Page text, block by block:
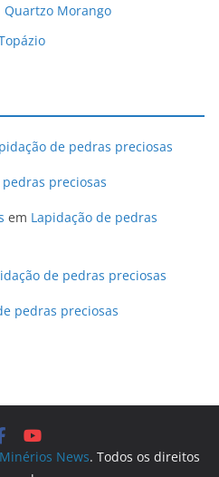
Quartzo Morango
de pedras preciosas
preciosas
em Lapidação de pedras
de pedras preciosas
pedras preciosas
News. Todos os direitos